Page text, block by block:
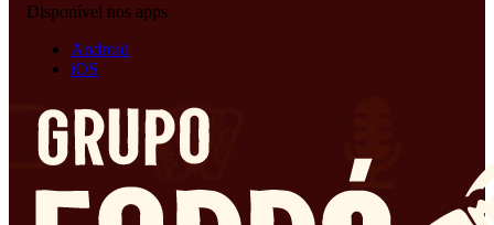
Disponível nos apps
Android
iOS